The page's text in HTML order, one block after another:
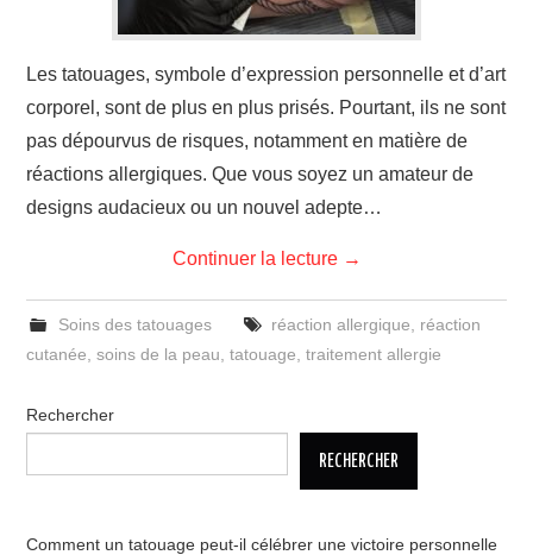
Les tatouages, symbole d’expression personnelle et d’art
corporel, sont de plus en plus prisés. Pourtant, ils ne sont
pas dépourvus de risques, notamment en matière de
réactions allergiques. Que vous soyez un amateur de
designs audacieux ou un nouvel adepte…
Continuer la lecture →
Soins des tatouages réaction allergique
réaction
cutanée ,soins de la peau ,tatouage ,traitement allergie
Rechercher
RECHERCHER
Comment un tatouage peut-il célébrer une victoire personnelle